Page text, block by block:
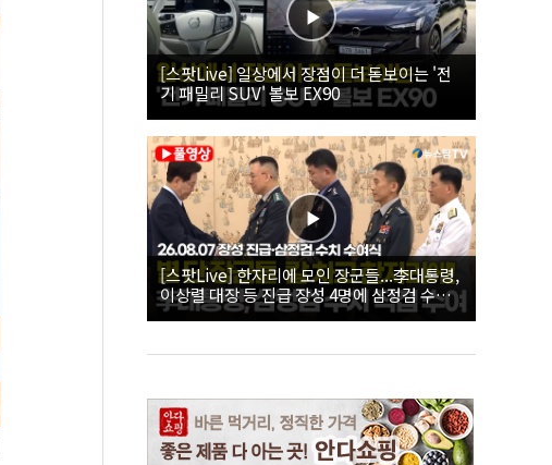
[스팟Live] 일상에서 장점이 더 돋보이는 '전
기 패밀리 SUV' 볼보 EX90
[스팟Live] 한자리에 모인 장군들...李대통령,
이상렬 대장 등 진급 장성 4명에 삼정검 수치
직접 수여｜26.08.07 장성 진급·삼정검 수치